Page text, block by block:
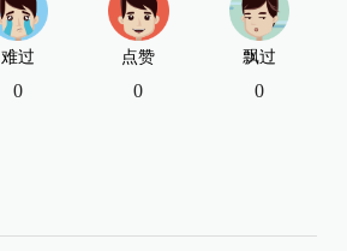
难过
0
点赞
0
飘过
0